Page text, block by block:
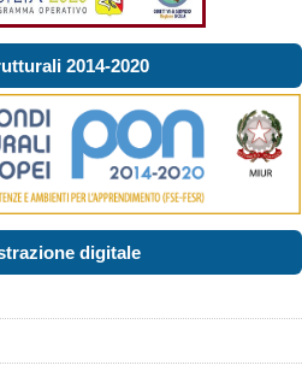
2014-2020
digitale